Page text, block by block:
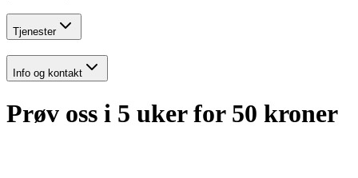
Tjenester
Info og kontakt
Prøv oss i 5 uker for 50 kroner